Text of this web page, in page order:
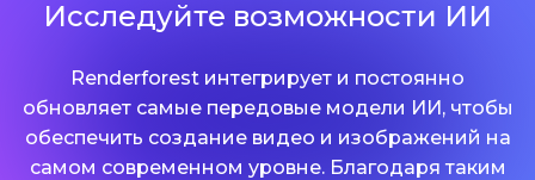
Исследуйте возможности ИИ
Renderforest интегрирует и постоянно
обновляет самые передовые модели ИИ, чтобы
обеспечить создание видео и изображений на
самом современном уровне. Благодаря таким